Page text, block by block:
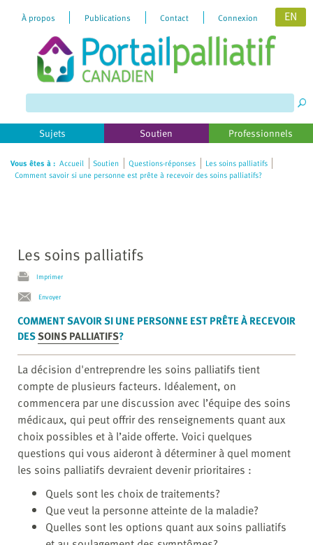
website
includes
an
accessibility
system.
À propos Publications Contact Connexion EN
Sujets Soutien Professionnels
Vous êtes à : Accueil Soutien Questions-réponses
Les soins palliatifs
Comment savoir si une personne est prête à recevoir des soins palliatifs?
Les soins palliatifs
Imprimer
Envoyer
COMMENT SAVOIR SI UNE PERSONNE EST PRÊTE À RECEVOIR
DESSOINS PALLIATIFS?
La décision d'entreprendre les soins palliatifs tient
compte de plusieurs facteurs. Idéalement, on
commencera par une discussion avec l’équipe des soins
médicaux, qui peut offrir des renseignements quant aux
choix possibles et à l’aide offerte. Voici quelques
questions qui vous aideront à déterminer à quel moment
les soins palliatifs devraient devenir prioritaires :
Quels sont les choix de traitements?
Que veut la personne atteinte de la maladie?
Quelles sont les options quant aux soins palliatifs